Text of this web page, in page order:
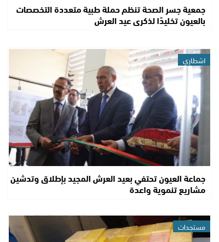
جمعية جسر الصحة تنظم حملة طبية متعددة التخصصات
بالعيون تخليدًا لذكرى عيد العرش
اشطاري
جماعة العيون تحتفي بعيد العرش المجيد بإطلاق وتدشين
مشاريع تنموية واعدة
مستجدات